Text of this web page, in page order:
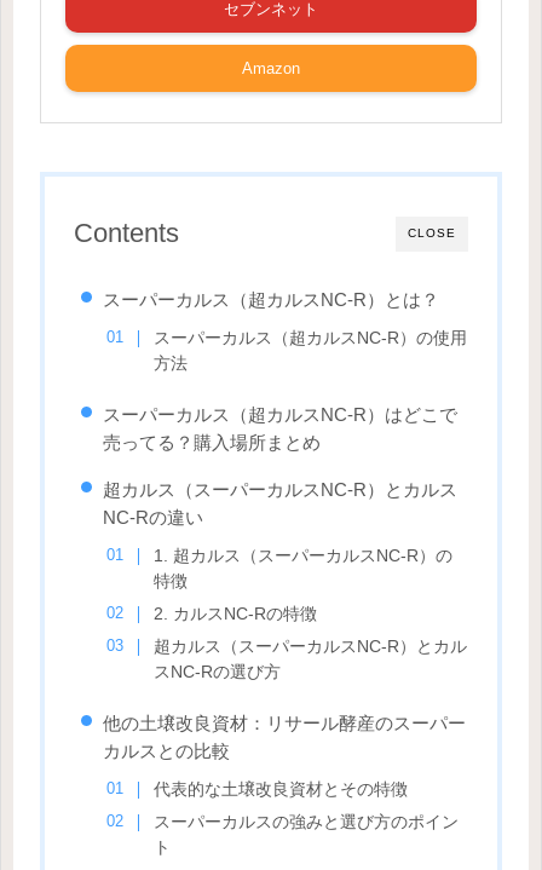
セブンネット
Amazon
CLOSE
Contents
スーパーカルス（超カルスNC-R）とは？
スーパーカルス（超カルスNC-R）の使用
方法
スーパーカルス（超カルスNC-R）はどこで
売ってる？購入場所まとめ
超カルス（スーパーカルスNC-R）とカルス
NC-Rの違い
1. 超カルス（スーパーカルスNC-R）の
特徴
2. カルスNC-Rの特徴
超カルス（スーパーカルスNC-R）とカル
スNC-Rの選び方
他の土壌改良資材：リサール酵産のスーパー
カルスとの比較
代表的な土壌改良資材とその特徴
スーパーカルスの強みと選び方のポイン
ト